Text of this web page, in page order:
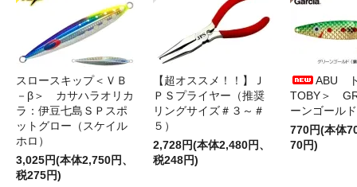
スロースキップ＜ＶＢ
－β＞ カサハラオリカ
ラ：伊豆七島ＳＰスポ
ットグロー（スケイル
ホロ）
3,025円(本体2,750円、
税275円)
【超オススメ！！】Ｊ
ＰＳプライヤー（推奨
リングサイズ＃３～＃
５）
2,728円(本体2,480円、
税248円)
ABU
TOBY＞
ーンゴールド
770円(本体
70円)